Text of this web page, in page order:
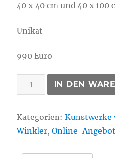
40 x 40 cm und 40 x 100
Unikat
990 Euro
Winkler,
Anne-
zusammenspiel
Menge
IN DEN
Kategorien:Kunstwerke
Winkler,Online-